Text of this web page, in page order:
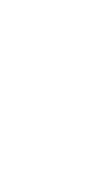
Lõbusad eesti hagijad,
Väikest kasvu segavereline